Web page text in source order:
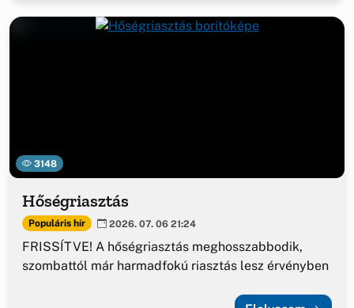
3148
Hőségriasztás
Populáris hír 2026. 07. 06 21:24
FRISSÍTVE! A hőségriasztás meghosszabbodik,
szombattól már harmadfokú riasztás lesz érvényben